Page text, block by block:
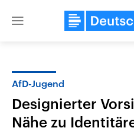
Close
AfD-Jugend
Designierter
Nähe zu